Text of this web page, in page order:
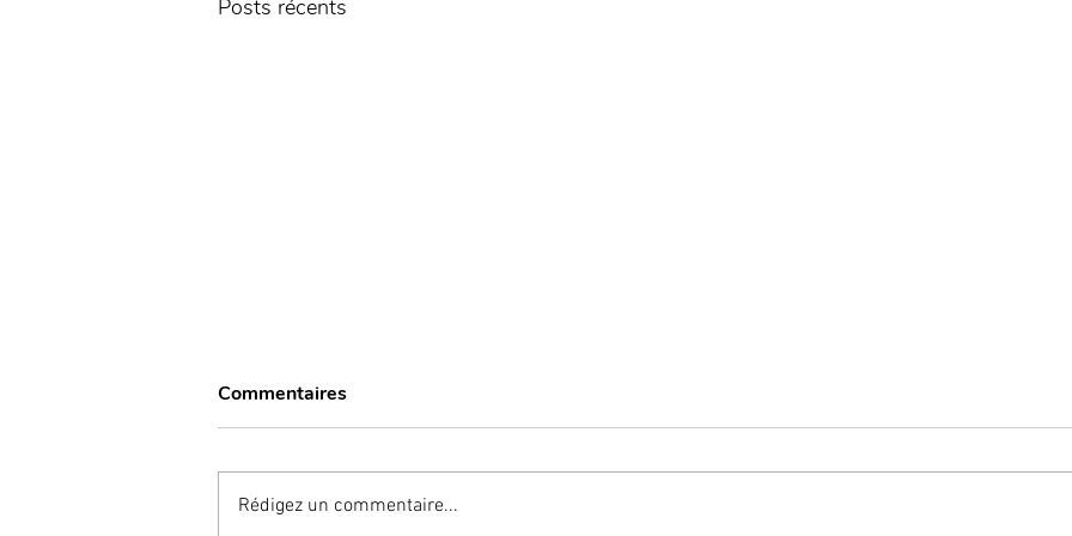
Posts récents
Commentaires
Rédigez un commentaire...